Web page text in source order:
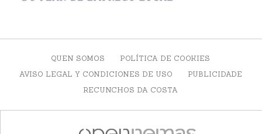
QUEN SOMOS
POLÍTICA DE COOKIES
AVISO LEGAL Y CONDICIONES DE USO
PUBLICIDADE
RECUNCHOS DA COSTA